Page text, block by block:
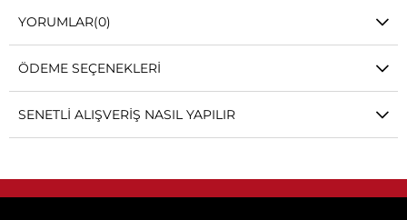
YORUMLAR(0)
ÖDEME SEÇENEKLERI
SENETLI ALIŞVERIŞ NASIL YAPILIR